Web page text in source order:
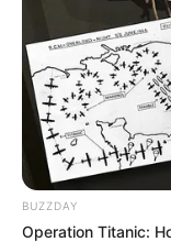
BUZZDAY
Operation Titanic: